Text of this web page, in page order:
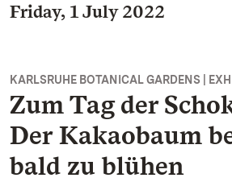
Friday, 1 July 2022
KARLSRUHE BOTANICAL GARDENS |
Zum Tag der
Der Kakaobaum
bald zu blühen